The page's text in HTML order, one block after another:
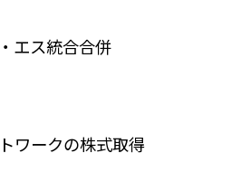
エス統合合併
ワークの株式取得